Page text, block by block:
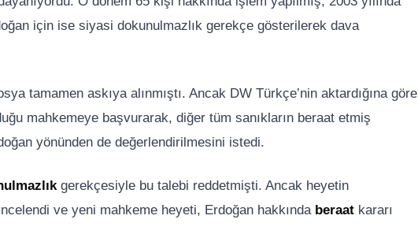
için ise siyasi dokunulmazlık gerekçe gösterilerek dava
tamamen askıya alınmıştı. Ancak DW Türkçe’nin aktardığına göre
mahkemeye başvurarak, diğer tüm sanıkların beraat etmiş
yönünden de değerlendirilmesini istedi.
gerekçesiyle bu talebi reddetmişti. Ancak heyetin
ve yeni mahkeme heyeti, Erdoğan hakkında beraat kararı